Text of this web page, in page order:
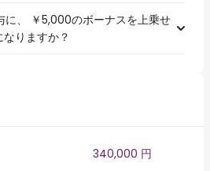
、 ￥5,000のボーナスを上乗せ
りますか？
340,000 円